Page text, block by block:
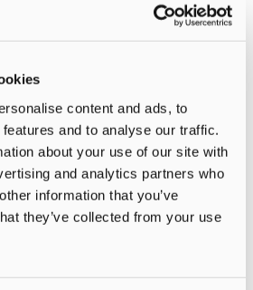
content and ads, to
and to analyse our traffic.
about your use of our site with
and analytics partners who
information that you’ve
they’ve collected from your use
erin dat we kinderen
om zelf na te
om te zien hoe
Ik wil er gewoon zijn
steuntje in de rug te
zijn als ze, als ze
eens terugkijken en